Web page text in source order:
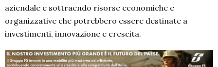
aziendale e sottraendo risorse economiche e
organizzative che potrebbero essere destinate a
investimenti, innovazione e crescita.